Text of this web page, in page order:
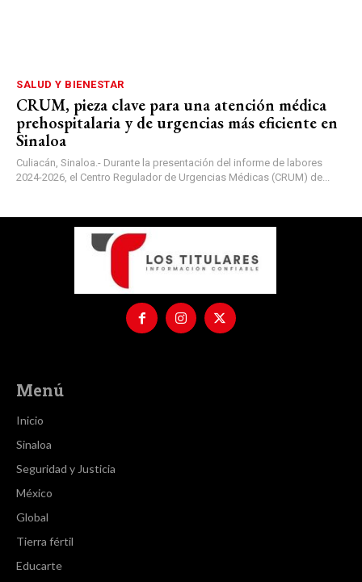
SALUD Y BIENESTAR
CRUM, pieza clave para una atención médica
prehospitalaria y de urgencias más eficiente en
Sinaloa
Culiacán, Sinaloa.- Durante la presentación del informe de labores
2024-2026, el Centro Regulador de Urgencias Médicas (CRUM) de...
Menú
Inicio
Sinaloa
Seguridad y Justicia
México
Global
Tierra fértil
Educarte